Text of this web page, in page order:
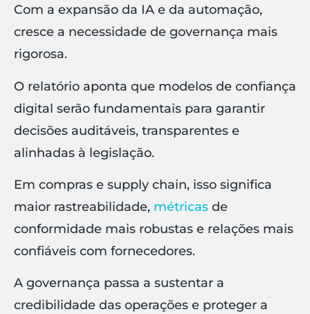
Com a expansão da IA e da automação,
cresce a necessidade de governança mais
rigorosa.
O relatório aponta que modelos de confiança
digital serão fundamentais para garantir
decisões auditáveis, transparentes e
alinhadas à legislação.
Em compras e supply chain, isso significa
maior rastreabilidade, métricas de
conformidade mais robustas e relações mais
confiáveis com fornecedores.
A governança passa a sustentar a
credibilidade das operações e proteger a